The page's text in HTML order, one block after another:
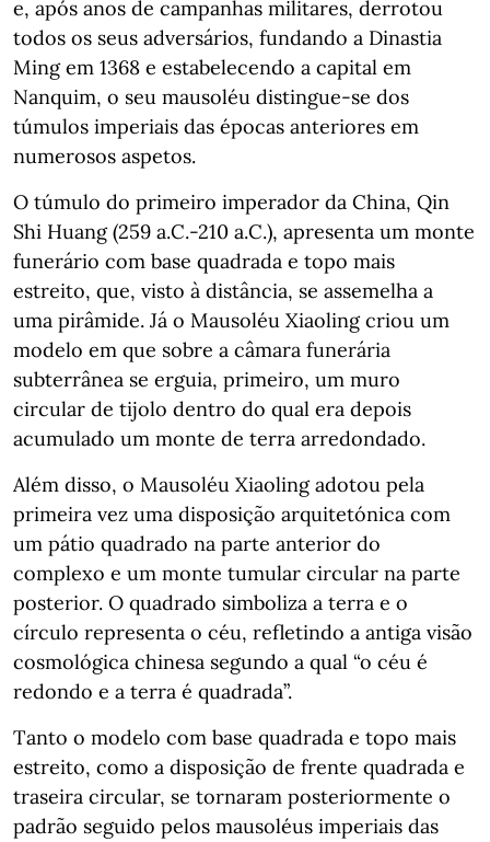
e, após anos de campanhas militares, derrotou
todos os seus adversários, fundando a Dinastia
Ming em 1368 e estabelecendo a capital em
Nanquim, o seu mausoléu distingue-se dos
túmulos imperiais das épocas anteriores em
numerosos aspetos.
O túmulo do primeiro imperador da China, Qin
Shi Huang (259 a.C.-210 a.C.), apresenta um monte
funerário com base quadrada e topo mais
estreito, que, visto à distância, se assemelha a
uma pirâmide. Já o Mausoléu Xiaoling criou um
modelo em que sobre a câmara funerária
subterrânea se erguia, primeiro, um muro
circular de tijolo dentro do qual era depois
acumulado um monte de terra arredondado.
Além disso, o Mausoléu Xiaoling adotou pela
primeira vez uma disposição arquitetónica com
um pátio quadrado na parte anterior do
complexo e um monte tumular circular na parte
posterior. O quadrado simboliza a terra e o
círculo representa o céu, refletindo a antiga visão
cosmológica chinesa segundo a qual “o céu é
redondo e a terra é quadrada”.
Tanto o modelo com base quadrada e topo mais
estreito, como a disposição de frente quadrada e
traseira circular, se tornaram posteriormente o
padrão seguido pelos mausoléus imperiais das